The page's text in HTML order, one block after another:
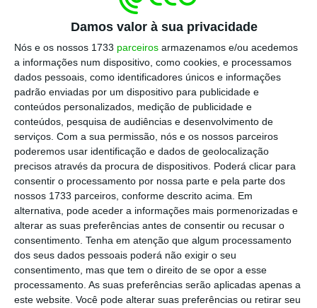
Damos valor à sua privacidade
Nós e os nossos 1733 parceiros armazenamos e/ou acedemos
a informações num dispositivo, como cookies, e processamos
dados pessoais, como identificadores únicos e informações
padrão enviadas por um dispositivo para publicidade e
conteúdos personalizados, medição de publicidade e
conteúdos, pesquisa de audiências e desenvolvimento de
serviços. Com a sua permissão, nós e os nossos parceiros
poderemos usar identificação e dados de geolocalização
precisos através da procura de dispositivos. Poderá clicar para
consentir o processamento por nossa parte e pela parte dos
nossos 1733 parceiros, conforme descrito acima. Em
alternativa, pode aceder a informações mais pormenorizadas e
alterar as suas preferências antes de consentir ou recusar o
consentimento. Tenha em atenção que algum processamento
dos seus dados pessoais poderá não exigir o seu
consentimento, mas que tem o direito de se opor a esse
processamento. As suas preferências serão aplicadas apenas a
este website. Você pode alterar suas preferências ou retirar seu
abrigo das regras comunitárias
cooperação aos Estados-membros para
garantir esse direito, assim como apoio para
agências turísticas. “Os viajantes têm o direito
de obter um reembolso total se a sua viagem
for cancelada”, disse, explicando que esse
direito está estipulado na diretiva
comunitária sobre viagens organizadas e
serviços de viagem conexos.
Por essa razão, Didier Reynders enviou nesse
dia cartas aos Estados-membros da União
Europeia (UE) e anunciou estar a estabelecer
contactos com as associações empresariais e
de consumidores paragarantir que “são